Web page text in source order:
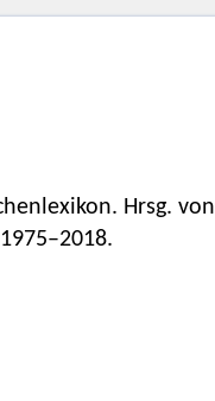
Hrsg. von